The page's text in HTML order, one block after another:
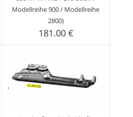
Modellreihe 900 / Modellreihe
2800)
181.00 €